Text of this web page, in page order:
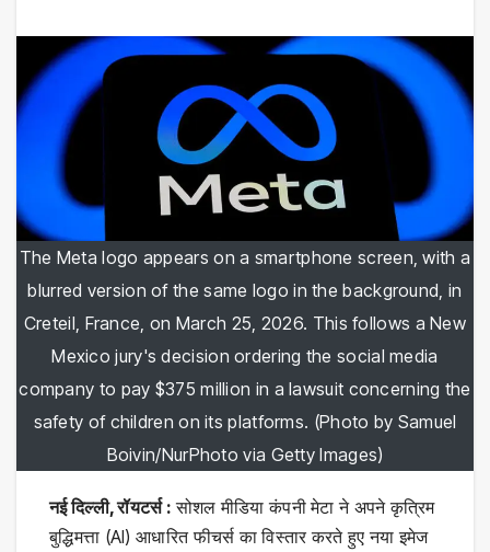
The Meta logo appears on a smartphone screen, with a
blurred version of the same logo in the background, in
Creteil, France, on March 25, 2026. This follows a New
Mexico jury's decision ordering the social media
company to pay $375 million in a lawsuit concerning the
safety of children on its platforms. (Photo by Samuel
Boivin/NurPhoto via Getty Images)
नई दिल्ली, रॉयटर्स :सोशल मीडिया कंपनी मेटा ने अपने कृत्रिम
बुद्धिमत्ता (AI) आधारित फीचर्स का विस्तार करते हुए नया इमेज